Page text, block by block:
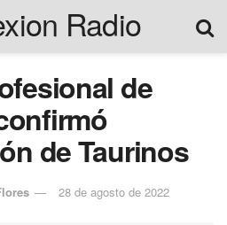
de
de Taurinos
28 de agosto de 2022